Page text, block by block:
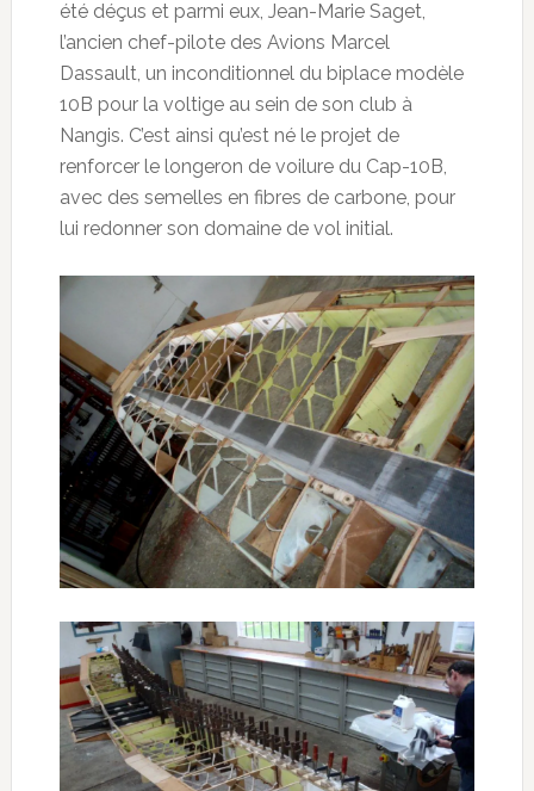
été déçus et parmi eux, Jean-Marie Saget,
l’ancien chef-pilote des Avions Marcel
Dassault, un inconditionnel du biplace modèle
10B pour la voltige au sein de son club à
Nangis. C’est ainsi qu’est né le projet de
renforcer le longeron de voilure du Cap-10B,
avec des semelles en fibres de carbone, pour
lui redonner son domaine de vol initial.